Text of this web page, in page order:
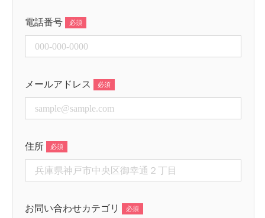
電話番号
メールアドレス
住所
お問い合わせカテゴリ